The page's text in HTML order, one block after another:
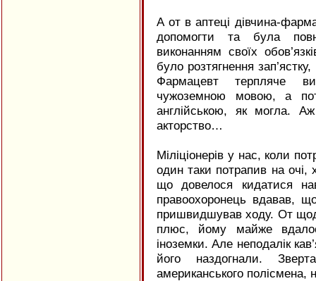
А от в аптеці дівчина-
допомогти та була
виконанням своїх
було розтягнення
Фармацевт терпляче
чужоземною мовою, а
англійською, як могла.
акторство…
Міліціонерів у нас, коли
один таки потрапив на очі,
що довелося кидатися
правоохоронець вдавав,
пришвидшував ходу. От
плюс, йому майже
іноземки. Але неподалік
його наздогнали.
американського полісмена,